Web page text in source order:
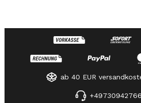
ab 40 EUR